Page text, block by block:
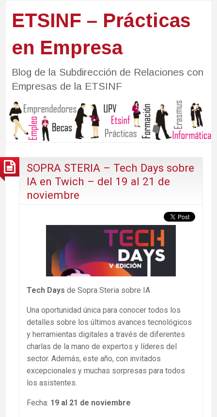
ETSINF – Prácticas
en Empresa
Blog de la Subdirección de Relaciones con
Empresas de la ETSINF
SOPRA STERIA – Tech Days sobre
IA en Twich – del 19 al 21 de
noviembre
Tech Days de Sopra Steria sobre IA
Una oportunidad única para conocer todos los
detalles sobre los últimos avances tecnológicos
y herramientas digitales a través de diferentes
charlas de la mano de expertos y líderes del
sector. Además, este año, con invitados
excepcionales y muchas sorpresas para todos
los asistentes.
Fecha: 19 al 21 de noviembre